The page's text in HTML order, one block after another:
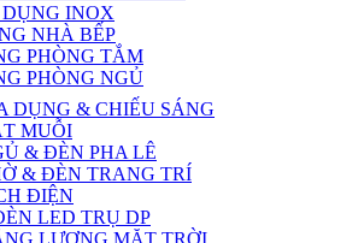
INOX
NHÀ BẾP
PHÒNG TẮM
PHÒNG NGỦ
DỤNG & CHIẾU SÁNG
MUỖI
& ĐÈN PHA LÊ
& ĐÈN TRANG TRÍ
ĐIỆN
LED TRỤ DP
LƯỢNG MẶT TRỜI